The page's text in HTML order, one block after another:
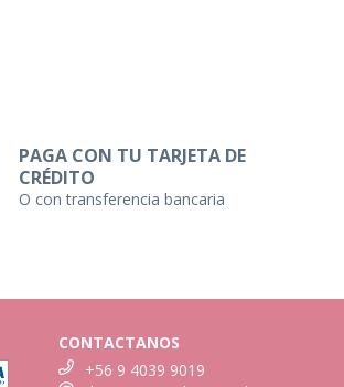
PAGA CON TU TARJETA DE
CRÉDITO
O con transferencia bancaria
CONTACTANOS
+56 9 4039 9019